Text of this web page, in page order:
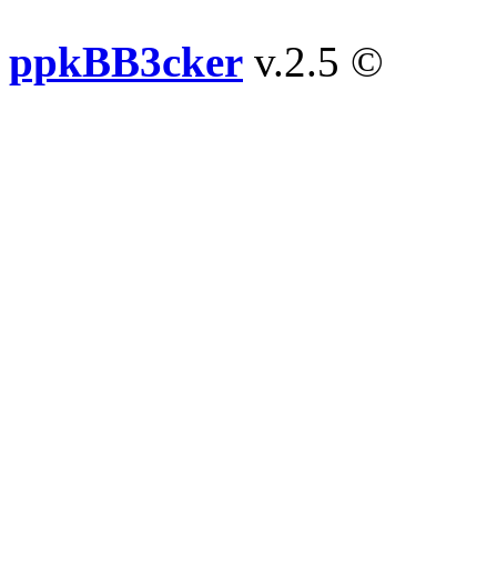
ppkBB3cker v.2.5 ©